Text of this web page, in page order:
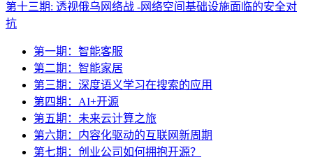
第十三期: 透视俄乌网络战 -网络空间基础设施面临的安全对
抗
第一期：智能客服
第二期：智能家居
第三期：深度语义学习在搜索的应用
第四期：AI+开源
第五期：未来云计算之旅
第六期：内容化驱动的互联网新周期
第七期：创业公司如何拥抱开源？